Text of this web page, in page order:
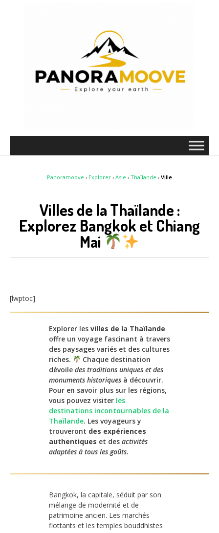
Panoramoove › Explorer › Asie › Thaïlande › Ville
Villes de la Thaïlande :
Explorez Bangkok et Chiang
Mai
[lwptoc]
Explorer les villes de la Thaïlande
offre un voyage fascinant à travers
des paysages variés et des cultures
riches.
Chaque destination
dévoile des traditions uniques et des
monuments historiques à découvrir.
Pour en savoir plus sur les régions,
vous pouvez visiter les
destinations incontournables de la
Thaïlande. Les voyageurs y
trouveront des expériences
authentiques et des activités
adaptées à tous les goûts.
Bangkok, la capitale, séduit par son
mélange de modernité et de
patrimoine ancien. Les marchés
flottants et les temples bouddhistes